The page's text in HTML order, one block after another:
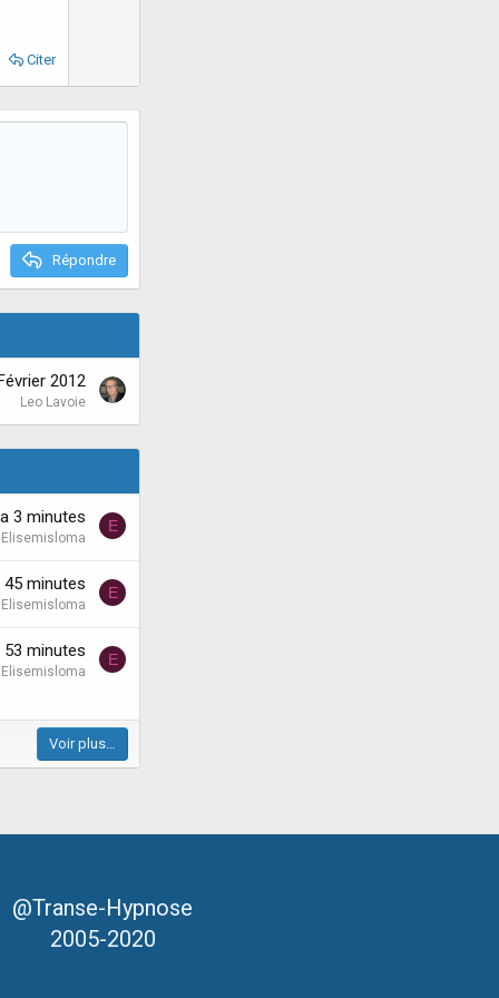
Citer
o
t
e
Répondre
2012
Leo Lavoie
3 minutes
Elisemisloma
E
45 minutes
Elisemisloma
E
53 minutes
Elisemisloma
E
Voir plus…
@Transe-Hypnose
2005-2020